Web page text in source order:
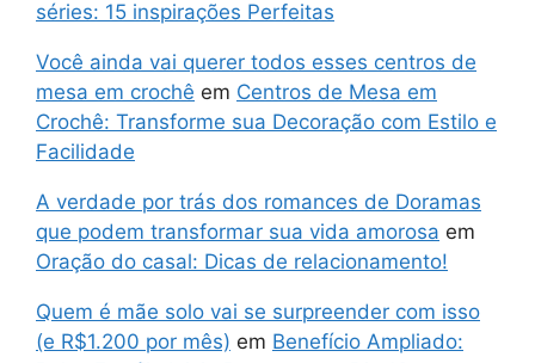
séries: 15 inspirações Perfeitas
Você ainda vai querer todos esses centros de
mesa em crochê em Centros de Mesa em
Crochê: Transforme sua Decoração com Estilo e
Facilidade
A verdade por trás dos romances de Doramas
que podem transformar sua vida amorosa em
Oração do casal: Dicas de relacionamento!
Quem é mãe solo vai se surpreender com isso
(e R$1.200 por mês) em Benefício Ampliado: